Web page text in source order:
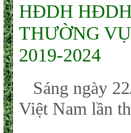
HĐDH
THƯỜNG
2019-2024
Sáng ngày
Việt Nam lần